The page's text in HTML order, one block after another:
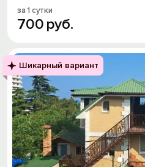
за 1 сутки
700 руб.
Шикарный вариант